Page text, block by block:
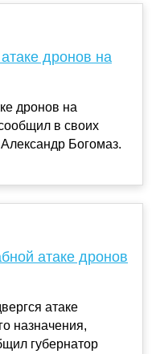
дронов на
дронов на
в своих
Богомаз.
атаке дронов
атаке
назначения,
губернатор